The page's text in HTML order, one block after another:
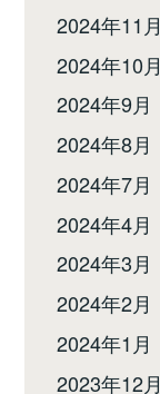
2024年11月
2024年10月
2024年9月
2024年8月
2024年7月
2024年4月
2024年3月
2024年2月
2024年1月
2023年12月